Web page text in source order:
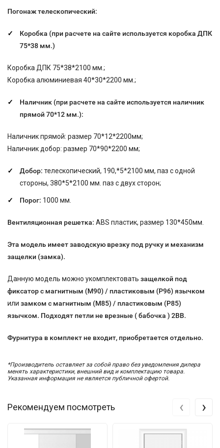
Погонаж телескопический:
Коробка (при расчете на сайте используется коробка ДПК
75*38 мм.)
Коробка ДПК 75*38*2100 мм.;
Коробка алюминиевая 40*30*2200 мм.;
Наличник (при расчете на сайте используется наличник
прямой 70*12 мм.):
Наличник прямой: размер 70*12*2200мм;
Наличник добор: размер 70*90*2200 мм;
Добор: телескопический, 190,*5*2100 мм, паз с одной
стороны, 380*5*2100 мм. паз с двух сторон;
Порог: 1000 мм.
Вентиляционная решетка: ABS пластик, размер 130*450мм.
Эта модель имеет заводскую врезку под ручку и механизм
защелки (замка).
Данную модель можно укомплектовать защелкой под
фиксатор с магнитным (М90) / пластиковым (P96) язычком
или замком с магнитным (М85) / пластиковым (P85)
язычком. Подходят петли не врезные ( бабочка ) 2ВВ.
Фурнитура в комплект не входит, приобретается отдельно.
*Производитель оставляет за собой право без уведомления дилера
менять характеристики, внешний вид и комплектацию товара.
Указанная информация не является публичной офертой.
Рекомендуем посмотреть ‹ ›